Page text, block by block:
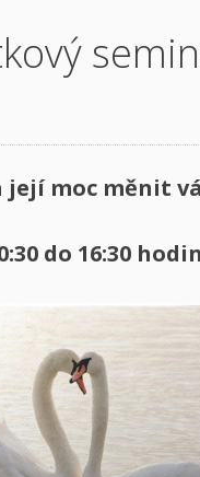
její moc měnit
do 16:30 hodin